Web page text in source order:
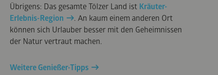
Übrigens: Das gesamte Tölzer Land ist Kräuter-
Erlebnis-Region
. An kaum einem anderen Ort
können sich Urlauber besser mit den Geheimnissen
der Natur vertraut machen.
Weitere Genießer-Tipps